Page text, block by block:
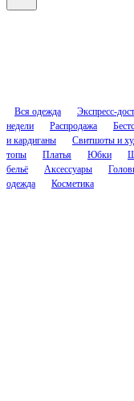
Вся одежда Экспресс-
недели
Распродажа
и кардиганы
Свитшоты и
топы
Платья Юбки
бельё
Аксессуары
одежда
Косметика